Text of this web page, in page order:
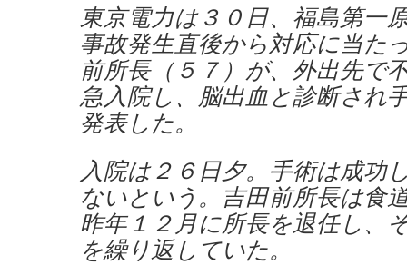
東京電力は３０日、福島第一
事故発生直後から対応に当た
前所長（５７）が、外出先で
急入院し、脳出血と診断され
発表した。
入院は２６日夕。手術は成功
ないという。吉田前所長は食
昨年１２月に所長を退任し、
を繰り返していた。